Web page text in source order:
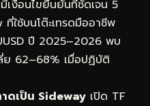
เงื่อนไขยืนยันที่ชัดเจน 5
ใช้บนโต๊ะเทรดมืออาชีพ
ปี 2025–2026 พบ
ย 62–68% เมื่อปฏิบัติ
ดเป็น Sideway เปิด TF